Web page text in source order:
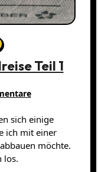
Teil 1
ich mit einer
möchte.
los.